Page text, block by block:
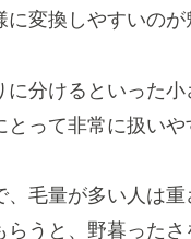
変換しやすいのが
分けるといった
って非常に扱いや
毛量が多い人は
うと、野暮ったさ